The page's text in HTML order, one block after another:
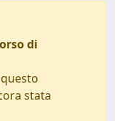
di
stata